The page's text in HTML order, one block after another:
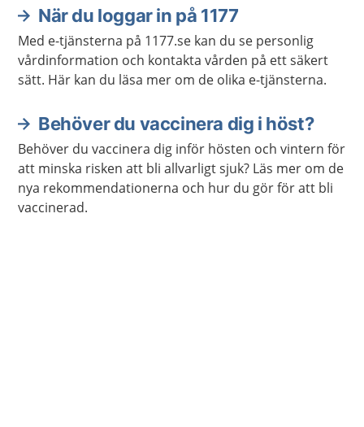
När du loggar in på 1177
Med e-tjänsterna på 1177.se kan du se personlig
vårdinformation och kontakta vården på ett säkert
sätt. Här kan du läsa mer om de olika e-tjänsterna.
Behöver du vaccinera dig i höst?
Behöver du vaccinera dig inför hösten och vintern för
att minska risken att bli allvarligt sjuk? Läs mer om de
nya rekommendationerna och hur du gör för att bli
vaccinerad.